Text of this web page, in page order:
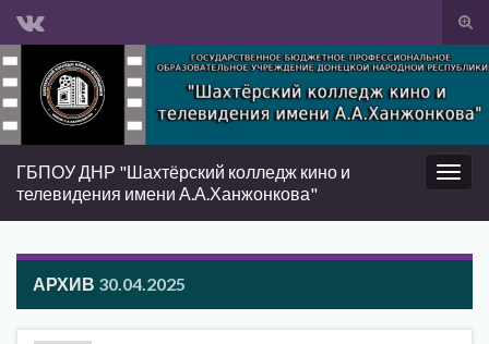
Вкл/
Search for:
Вкл/
ГБПОУ ДНР "Шахтёрский колледж кино и
телевидения имени А.А.Ханжонкова"
АРХИВ 30.04.2025